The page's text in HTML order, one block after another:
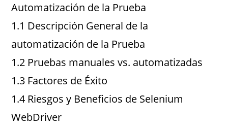
Automatización de la Prueba
1.1 Descripción General de la
automatización de la Prueba
1.2 Pruebas manuales vs. automatizadas
1.3 Factores de Éxito
1.4 Riesgos y Beneficios de Selenium
WebDriver